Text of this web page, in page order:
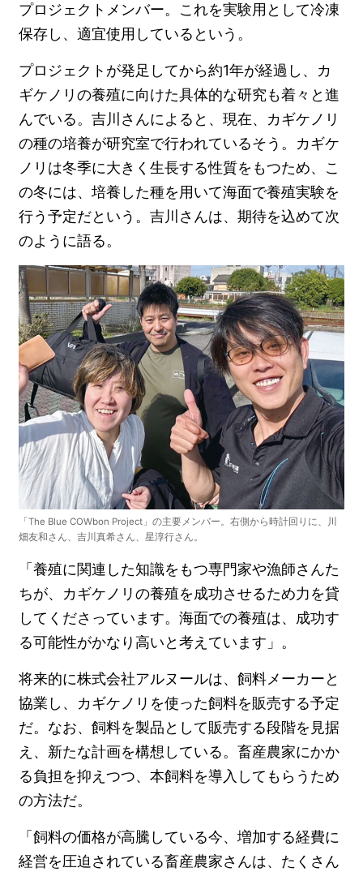
プロジェクトメンバー。これを実験用として冷凍
保存し、適宜使用しているという。
プロジェクトが発足してから約1年が経過し、カ
ギケノリの養殖に向けた具体的な研究も着々と進
んでいる。吉川さんによると、現在、カギケノリ
の種の培養が研究室で行われているそう。カギケ
ノリは冬季に大きく生長する性質をもつため、こ
の冬には、培養した種を用いて海面で養殖実験を
行う予定だという。吉川さんは、期待を込めて次
のように語る。
「The Blue COWbon Project」の主要メンバー。右側から時計回りに、川
畑友和さん、吉川真希さん、星淳行さん。
「養殖に関連した知識をもつ専門家や漁師さんた
ちが、カギケノリの養殖を成功させるため力を貸
してくださっています。海面での養殖は、成功す
る可能性がかなり高いと考えています」。
将来的に株式会社アルヌールは、飼料メーカーと
協業し、カギケノリを使った飼料を販売する予定
だ。なお、飼料を製品として販売する段階を見据
え、新たな計画を構想している。畜産農家にかか
る負担を抑えつつ、本飼料を導入してもらうため
の方法だ。
「飼料の価格が高騰している今、増加する経費に
経営を圧迫されている畜産農家さんは、たくさん